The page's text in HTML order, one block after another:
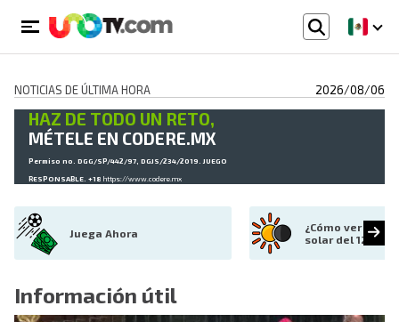
NOTICIAS DE ÚLTIMA HORA 2026/08/06
HAZ DE TODO UN RETO,
MÉTELE EN CODERE.MX
Permiso no. DGG/SP/442/97, DGJS/234/2019. JUEGO
RESPONSABLE. +18 https://www.codere.mx
Juega Ahora
¿Cómo ver el
solar del 12 de
Información útil